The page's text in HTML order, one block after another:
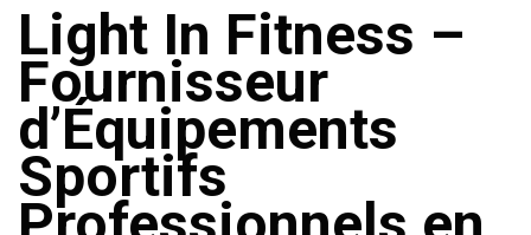
Light In Fitness –
Fournisseur
d’Équipements
Sportifs